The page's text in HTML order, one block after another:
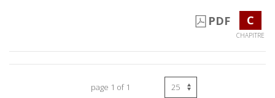
PDF C
CHAPITRE
page 1 of 1